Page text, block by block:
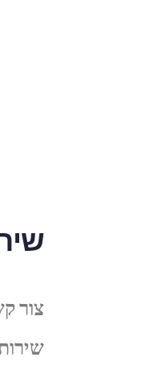
צור